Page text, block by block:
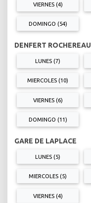
VIERNES (4)
DOMINGO (54)
DENFERT ROCHEREAU
LUNES (7)
MIERCOLES (10)
VIERNES (6)
DOMINGO (11)
GARE DE LAPLACE
LUNES (5)
MIERCOLES (5)
VIERNES (4)